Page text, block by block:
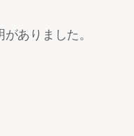
ありました。